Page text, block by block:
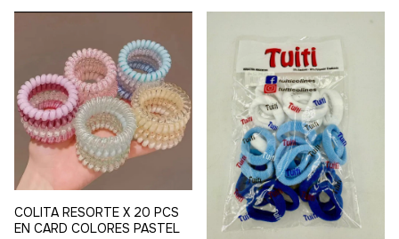
COLITA RESORTE X 20 PCS
EN CARD COLORES PASTEL